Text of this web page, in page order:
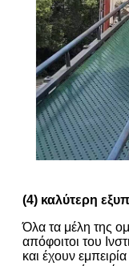
(4) καλύτερη
Όλα τα μέλη της
απόφοιτοι του
και έχουν